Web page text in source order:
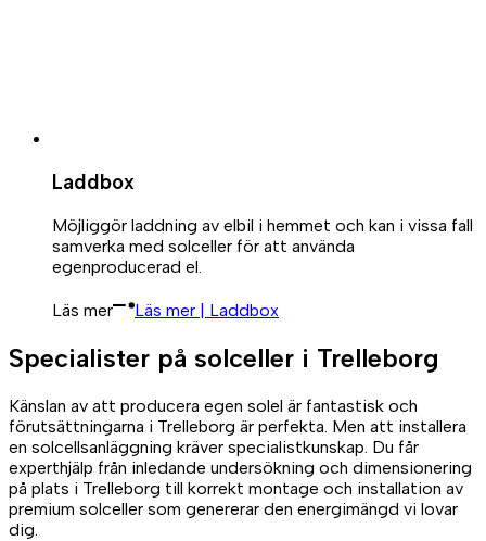
Laddbox
Möjliggör laddning av elbil i hemmet och kan i vissa fall
samverka med solceller för att använda
egenproducerad el.
Läs mer Läs mer | Laddbox
Specialister på solceller i Trelleborg
Känslan av att producera egen solel är fantastisk och
förutsättningarna i Trelleborg är perfekta. Men att installera
en solcellsanläggning kräver specialistkunskap. Du får
experthjälp från inledande undersökning och dimensionering
på plats i Trelleborg till korrekt montage och installation av
premium solceller som genererar den energimängd vi lovar
dig.